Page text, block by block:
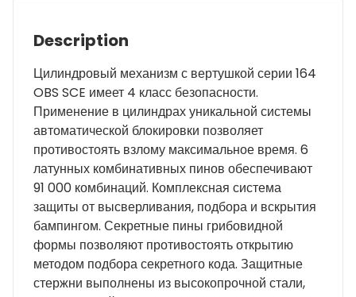
Description
Цилиндровый механизм с вертушкой серии 164
OBS SCE имеет 4 класс безопасности.
Применение в цилиндрах уникальной системы
автоматической блокировки позволяет
противостоять взлому максимальное время. 6
латунных комбинативных пинов обеспечивают
91 000 комбинаций. Комплексная система
защиты от высверливания, подбора и вскрытия
бампингом. Секретные пины грибовидной
формы позволяют противостоять открытию
методом подбора секретного кода. Защитные
стержни выполнены из высокопрочной стали,